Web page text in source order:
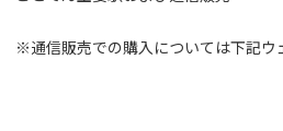
※通信販売での購入については下記ウ